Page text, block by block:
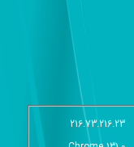
216.73.216.23